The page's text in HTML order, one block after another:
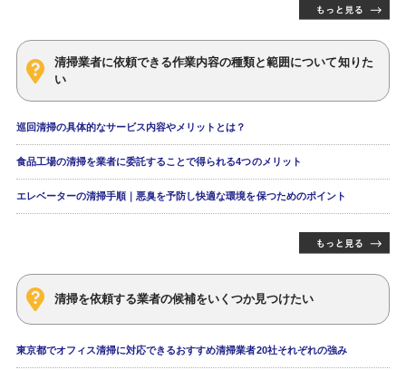
清掃業者に依頼できる作業内容の種類と範囲について知りた
い
巡回清掃の具体的なサービス内容やメリットとは？
食品工場の清掃を業者に委託することで得られる4つのメリット
エレベーターの清掃手順｜悪臭を予防し快適な環境を保つためのポイント
清掃を依頼する業者の候補をいくつか見つけたい
東京都でオフィス清掃に対応できるおすすめ清掃業者20社それぞれの強み